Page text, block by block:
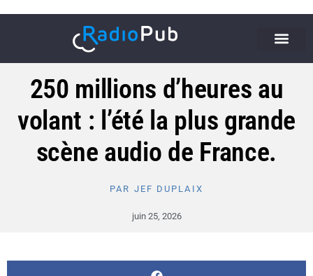
250 millions d’heures au
volant : l’été la plus grande
scène audio de France.
PAR JEF DUPLAIX
juin 25, 2026